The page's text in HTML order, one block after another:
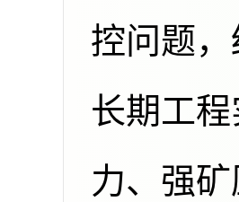
控问题
长期工
力、强